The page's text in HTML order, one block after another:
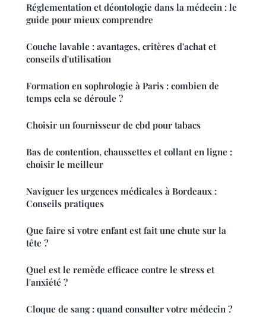
Réglementation et déontologie dans la médecin : le
guide pour mieux comprendre
Couche lavable : avantages, critères d'achat et
conseils d'utilisation
Formation en sophrologie à Paris : combien de
temps cela se déroule ?
Choisir un fournisseur de cbd pour tabacs
Bas de contention, chaussettes et collant en ligne :
choisir le meilleur
Naviguer les urgences médicales à Bordeaux :
Conseils pratiques
Que faire si votre enfant est fait une chute sur la
tête ?
Quel est le remède efficace contre le stress et
l'anxiété ?
Cloque de sang : quand consulter votre médecin ?